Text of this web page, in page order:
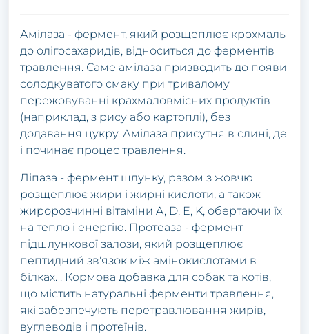
Амілаза - фермент, який розщеплює крохмаль
до олігосахаридів, відноситься до ферментів
травлення. Саме амілаза призводить до появи
солодкуватого смаку при тривалому
пережовуванні крахмаловмісних продуктів
(наприклад, з рису або картоплі), без
додавання цукру. Амілаза присутня в слині, де
і починає процес травлення.
Ліпаза - фермент шлунку, разом з жовчю
розщеплює жири і жирні кислоти, а також
жиророзчинні вітаміни A, D, E, K, обертаючи їх
на тепло і енергію. Протеаза - фермент
підшлункової залози, який розщеплює
пептидний зв'язок між амінокислотами в
білках. . Кормова добавка для собак та котів,
що містить натуральні ферменти травлення,
які забезпечують перетравлювання жирів,
вуглеводів і протеїнів.